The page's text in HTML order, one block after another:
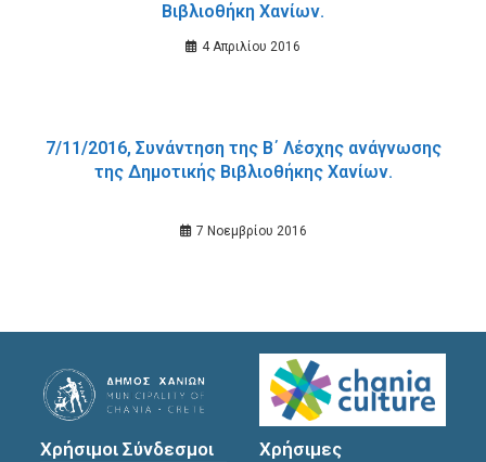
Βιβλιοθήκη Χανίων.
4 Απριλίου 2016
7/11/2016, Συνάντηση της Β΄ Λέσχης ανάγνωσης
της Δημοτικής Βιβλιοθήκης Χανίων.
7 Νοεμβρίου 2016
Χρήσιμοι Σύνδεσμοι
Χρήσιμες